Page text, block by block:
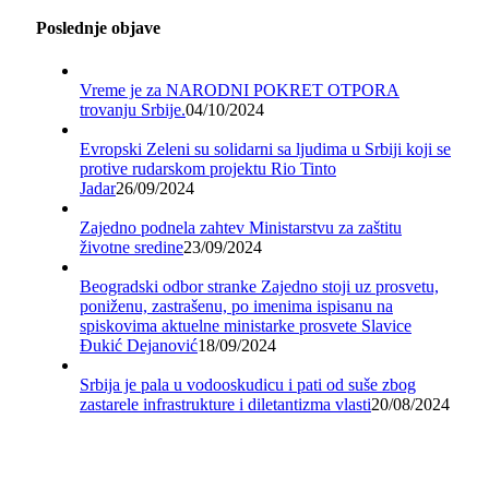
Poslednje objave
Vreme je za NARODNI POKRET OTPORA
trovanju Srbije.04/10/2024
Evropski Zeleni su solidarni sa ljudima u Srbiji koji se
protive rudarskom projektu Rio Tinto
Jadar26/09/2024
Zajedno podnela zahtev Ministarstvu za zaštitu
životne sredine23/09/2024
Beogradski odbor stranke Zajedno stoji uz prosvetu,
poniženu, zastrašenu, po imenima ispisanu na
spiskovima aktuelne ministarke prosvete Slavice
Đukić Dejanović18/09/2024
Srbija je pala u vodooskudicu i pati od suše zbog
zastarele infrastrukture i diletantizma vlasti20/08/2024